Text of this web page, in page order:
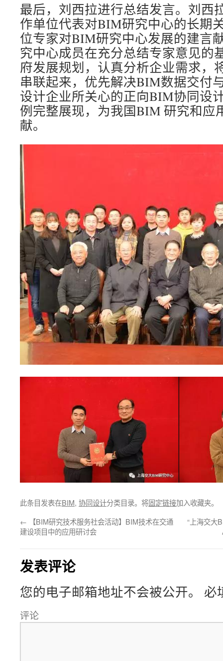
最后，刘西拉进行总结发言。刘西
作单位代表对BIM研究中心的长期
位专家对BIM研究中心发展的建言
究中心成员在充分总结专家意见的
府发展规划，认真分析企业需求，
串联起来，优先解决BIM数据交付
设计企业所关心的正向BIM协同设
例完整展现，为我国BIM 研究和应
献。
此条目发表在BIM, 协同设计分类目录。将固定链接加入收藏夹。
← 【BIM研究技术服务社会活动】BIM技术在交通
建设项目中的应用研讨会
“上海交大
发表评论
您的电子邮箱地址不会被公开。 必
评论